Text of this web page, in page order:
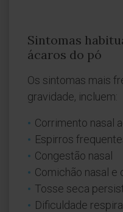
Sintomas
ácaros do pó
Os sintomas mais
gravidade, incluem:
Corrimento nasal
Espirros
Congestão nasal
Comichão nasal e
Tosse seca
Dificuldade